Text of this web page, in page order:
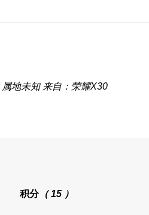
属地未知 来自：荣耀X30
积分（ 15 ）